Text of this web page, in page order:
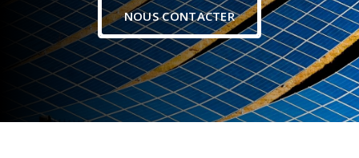
NOUS CONTACTER